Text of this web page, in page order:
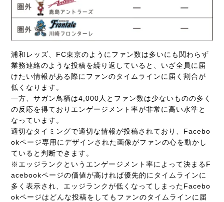
浦和レッズ、FC東京のようにファン数は多いにも関わらず
業務連絡のような投稿を繰り返していると、いざ全員に届
けたい情報がある際にファンのタイムラインに届く割合が
低くなります。
一方、サガン鳥栖は4,000人とファン数は少ないものの多く
の反応を得ておりエンゲージメント率が非常に高い水準と
なっています。
適切なタイミングで適切な情報が投稿されており、Facebo
okページ専用にデザインされた画像がファンの心を動かし
ていると判断できます。
※エッジランクというエンゲージメント率によって決まるF
acebookページの価値が高ければ優先的にタイムラインに
多く表示され、エッジランクが低くなってしまったFacebo
okページはどんな投稿をしてもファンのタイムラインに届